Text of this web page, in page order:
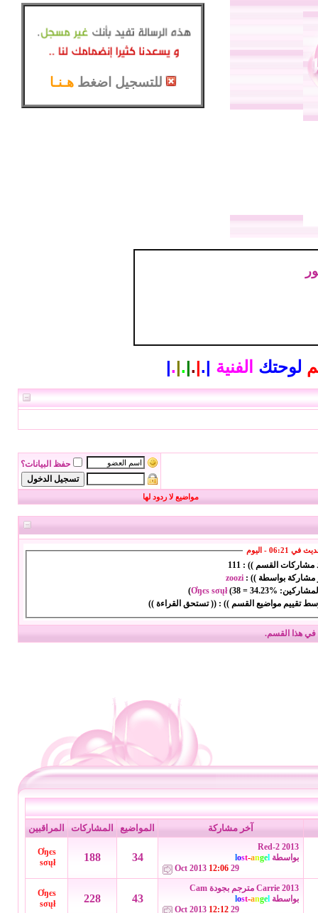
للتسجيل اضغط هـنـا
لوحتك الفنية |
.
|
.
|
.
|
.
|
حفظ البيانات؟
مواضيع لا ردود لها
06:21 - اليوم
مشاركات القسم )) : 111
مشاركة بواسطة )) : zoozi
Ơŋєѕ ѕσųł(38 = 34.23%
)
تقييم مواضيع القسم )) : (( تستحق القراءة ))
هذا القسم.
آخر مشاركة المواضيع المشاركات المراقبين
Red-2 2013
بواسطة
lost-angel
29 Oct 2013
12:06
34
188
Ơŋєѕ
ѕσųł
Carrie 2013 مترجم بجودة Cam
بواسطة
lost-angel
29 Oct 2013
12:12
43
228
Ơŋєѕ
ѕσųł